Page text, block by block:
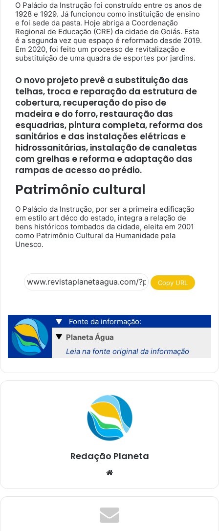
O Palácio da Instrução foi construído entre os anos de
1928 e 1929. Já funcionou como instituição de ensino
e foi sede da pasta. Hoje abriga a Coordenação
Regional de Educação (CRE) da cidade de Goiás. Esta
é a segunda vez que espaço é reformado desde 2019.
Em 2020, foi feito um processo de revitalização e
substituição de uma quadra de esportes por jardins.
O novo projeto prevê a substituição das
telhas, troca e reparação da estrutura de
cobertura, recuperação do piso de
madeira e do forro, restauração das
esquadrias, pintura completa, reforma dos
sanitários e das instalações elétricas e
hidrossanitárias, instalação de canaletas
com grelhas e reforma e adaptação das
rampas de acesso ao prédio.
Patrimônio cultural
O Palácio da Instrução, por ser a primeira edificação
em estilo art déco do estado, integra a relação de
bens históricos tombados da cidade, eleita em 2001
como Patrimônio Cultural da Humanidade pela
Unesco.
Copy URL
▼
Fonte da informação:
▼ Planeta Água
Leia na fonte original da informação
Redação Planeta
te